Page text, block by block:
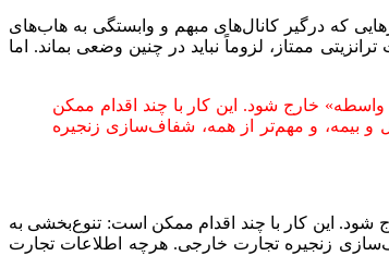
که درگیر کانال‌های مبهم و وابستگی به هاب‌های
ممتاز، لزوماً نباید در چنین وضعی بماند. اما
خارج شود. این کار با چند اقدام ممکن
و بیمه، و مهم‌تر از همه، شفاف‌سازی زنجیره
شود. این کار با چند اقدام ممکن است: تنوع‌بخشی به
زنجیره تجارت خارجی. هرچه اطلاعات تجارت